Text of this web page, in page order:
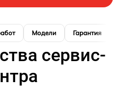
Модели Гарантия
сервис-